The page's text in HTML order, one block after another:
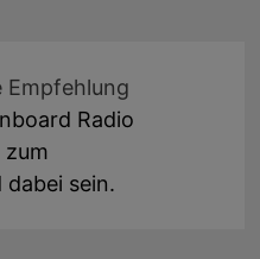
Empfehlung
Radio
zum
sein.